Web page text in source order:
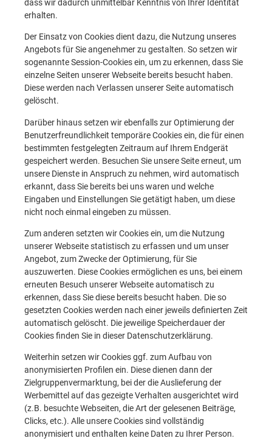
dass wir dadurch unmittelbar Kenntnis von Ihrer Identität
erhalten.
Der Einsatz von Cookies dient dazu, die Nutzung unseres
Angebots für Sie angenehmer zu gestalten. So setzen wir
sogenannte Session-Cookies ein, um zu erkennen, dass Sie
einzelne Seiten unserer Webseite bereits besucht haben.
Diese werden nach Verlassen unserer Seite automatisch
gelöscht.
Darüber hinaus setzen wir ebenfalls zur Optimierung der
Benutzerfreundlichkeit temporäre Cookies ein, die für einen
bestimmten festgelegten Zeitraum auf Ihrem Endgerät
gespeichert werden. Besuchen Sie unsere Seite erneut, um
unsere Dienste in Anspruch zu nehmen, wird automatisch
erkannt, dass Sie bereits bei uns waren und welche
Eingaben und Einstellungen Sie getätigt haben, um diese
nicht noch einmal eingeben zu müssen.
Zum anderen setzten wir Cookies ein, um die Nutzung
unserer Webseite statistisch zu erfassen und um unser
Angebot, zum Zwecke der Optimierung, für Sie
auszuwerten. Diese Cookies ermöglichen es uns, bei einem
erneuten Besuch unserer Webseite automatisch zu
erkennen, dass Sie diese bereits besucht haben. Die so
gesetzten Cookies werden nach einer jeweils definierten Zeit
automatisch gelöscht. Die jeweilige Speicherdauer der
Cookies finden Sie in dieser Datenschutzerklärung.
Weiterhin setzen wir Cookies ggf. zum Aufbau von
anonymisierten Profilen ein. Diese dienen dann der
Zielgruppenvermarktung, bei der die Auslieferung der
Werbemittel auf das gezeigte Verhalten ausgerichtet wird
(z.B. besuchte Webseiten, die Art der gelesenen Beiträge,
Clicks, etc.). Alle unsere Cookies sind vollständig
anonymisiert und enthalten keine Daten zu Ihrer Person.